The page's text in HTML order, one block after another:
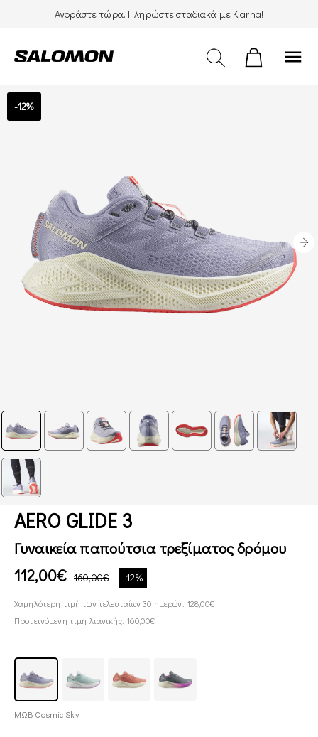
Αγοράστε τώρα. Πληρώστε σταδιακά με Klarna!
menu
-12%
AERO GLIDE 3
Γυναικεία παπούτσια τρεξίματος δρόμου
112,00€ 160,00€ -12%
Χαμηλότερη τιμή των τελευταίων 30 ημερών: 128,00€
Προτεινόμενη τιμή λιανικής: 160,00€
ΜΩΒ Cosmic Sky